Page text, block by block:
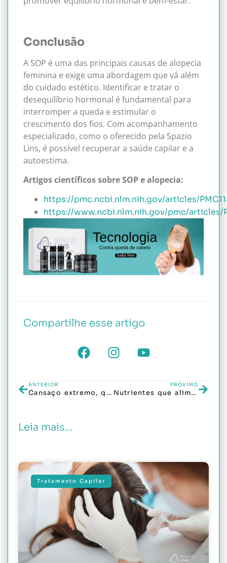
Conclusão
A SOP é uma das principais causas de alopecia
feminina e exige uma abordagem que vá além
do cuidado estético. Identificar e tratar o
desequilíbrio hormonal é fundamental para
interromper a queda e estimular o
crescimento dos fios. Com acompanhamento
especializado, como o oferecido pela Spazio
Lins, é possível recuperar a saúde capilar e a
autoestima.
Artigos científicos sobre SOP e alopecia:
https://pmc.ncbi.nlm.nih.gov/articles/
https://www.ncbi.nlm.nih.gov/pmc/articles/
Compartilhe esse artigo
ANTERIOR
Cansaço extremo, queda de cabelo e alterações de humor: seu problema pode ser hormonal
PRÓXIMO
Nutrientes que alimentam o bulbo capilar e aceleram o crescimento
Leia mais...
Tratamento Capilar